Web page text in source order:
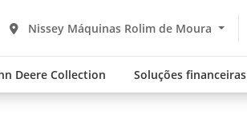
Nissey Máquinas Rolim de Moura
Deere Collection Soluções financeiras